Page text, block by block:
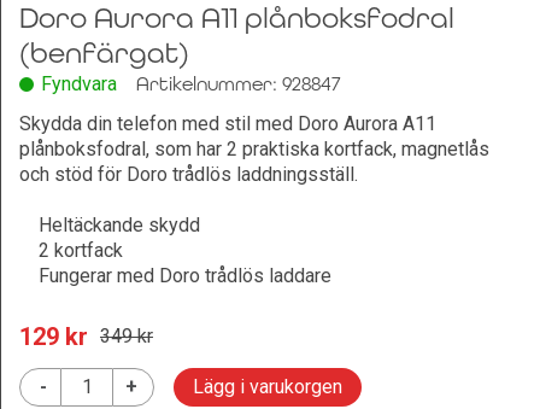
Doro Aurora A11 plånboksfodral
(benfärgat)
Fyndvara
Artikelnummer: 928847
Skydda din telefon med stil med Doro Aurora A11
plånboksfodral, som har 2 praktiska kortfack, magnetlås
och stöd för Doro trådlös laddningsställ.
Heltäckande skydd
2 kortfack
Fungerar med Doro trådlös laddare
129 kr 349 kr
- + Lägg i varukorgen